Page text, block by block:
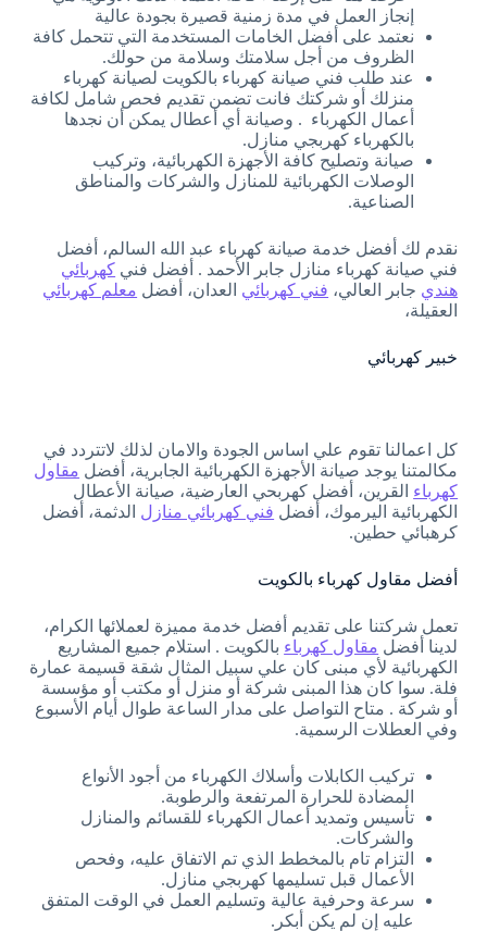
إنجاز العمل في مدة زمنية قصيرة بجودة عالية
نعتمد على أفضل الخامات المستخدمة التي تتحمل كافة
الظروف من أجل سلامتك وسلامة من حولك.
عند طلب فني صيانة كهرباء بالكويت لصيانة كهرباء
منزلك أو شركتك فانت تضمن تقديم فحص شامل لكافة
أعمال الكهرباء . وصيانة أي أعطال يمكن أن نجدها
بالكهرباء كهربجي منازل.
صيانة وتصليح كافة الأجهزة الكهربائية، وتركيب
الوصلات الكهربائية للمنازل والشركات والمناطق
الصناعية.
نقدم لك أفضل خدمة صيانة كهرباء عبد الله السالم، أفضل
فني صيانة كهرباء منازل جابر الأحمد . أفضل فني كهربائي
هندي جابر العالي، فني كهربائي العدان، أفضل معلم كهربائي
العقيلة،
خبير كهربائي
كل اعمالنا تقوم علي اساس الجودة والامان لذلك لاتتردد في
مكالمتنا يوجد صيانة الأجهزة الكهربائية الجابرية، أفضل مقاول
كهرباء القرين، أفضل كهربحي العارضية، صيانة الأعطال
الكهربائية اليرموك، أفضل فني كهربائي منازل الدثمة، أفضل
كرهبائي حطين.
أفضل مقاول كهرباء بالكويت
تعمل شركتنا على تقديم أفضل خدمة مميزة لعملائها الكرام،
لدينا أفضل مقاول كهرباء بالكويت . استلام جميع المشاريع
الكهربائية لأي مبنى كان علي سبيل المثال شقة قسيمة عمارة
فلة. سوا كان هذا المبنى شركة أو منزل أو مكتب أو مؤسسة
أو شركة . متاح التواصل على مدار الساعة طوال أيام الأسبوع
وفي العطلات الرسمية.
تركيب الكابلات وأسلاك الكهرباء من أجود الأنواع
المضادة للحرارة المرتفعة والرطوبة.
تأسيس وتمديد أعمال الكهرباء للقسائم والمنازل
والشركات.
التزام تام بالمخطط الذي تم الاتفاق عليه، وفحص
الأعمال قبل تسليمها كهربجي منازل.
سرعة وحرفية عالية وتسليم العمل في الوقت المتفق
عليه إن لم يكن أبكر.